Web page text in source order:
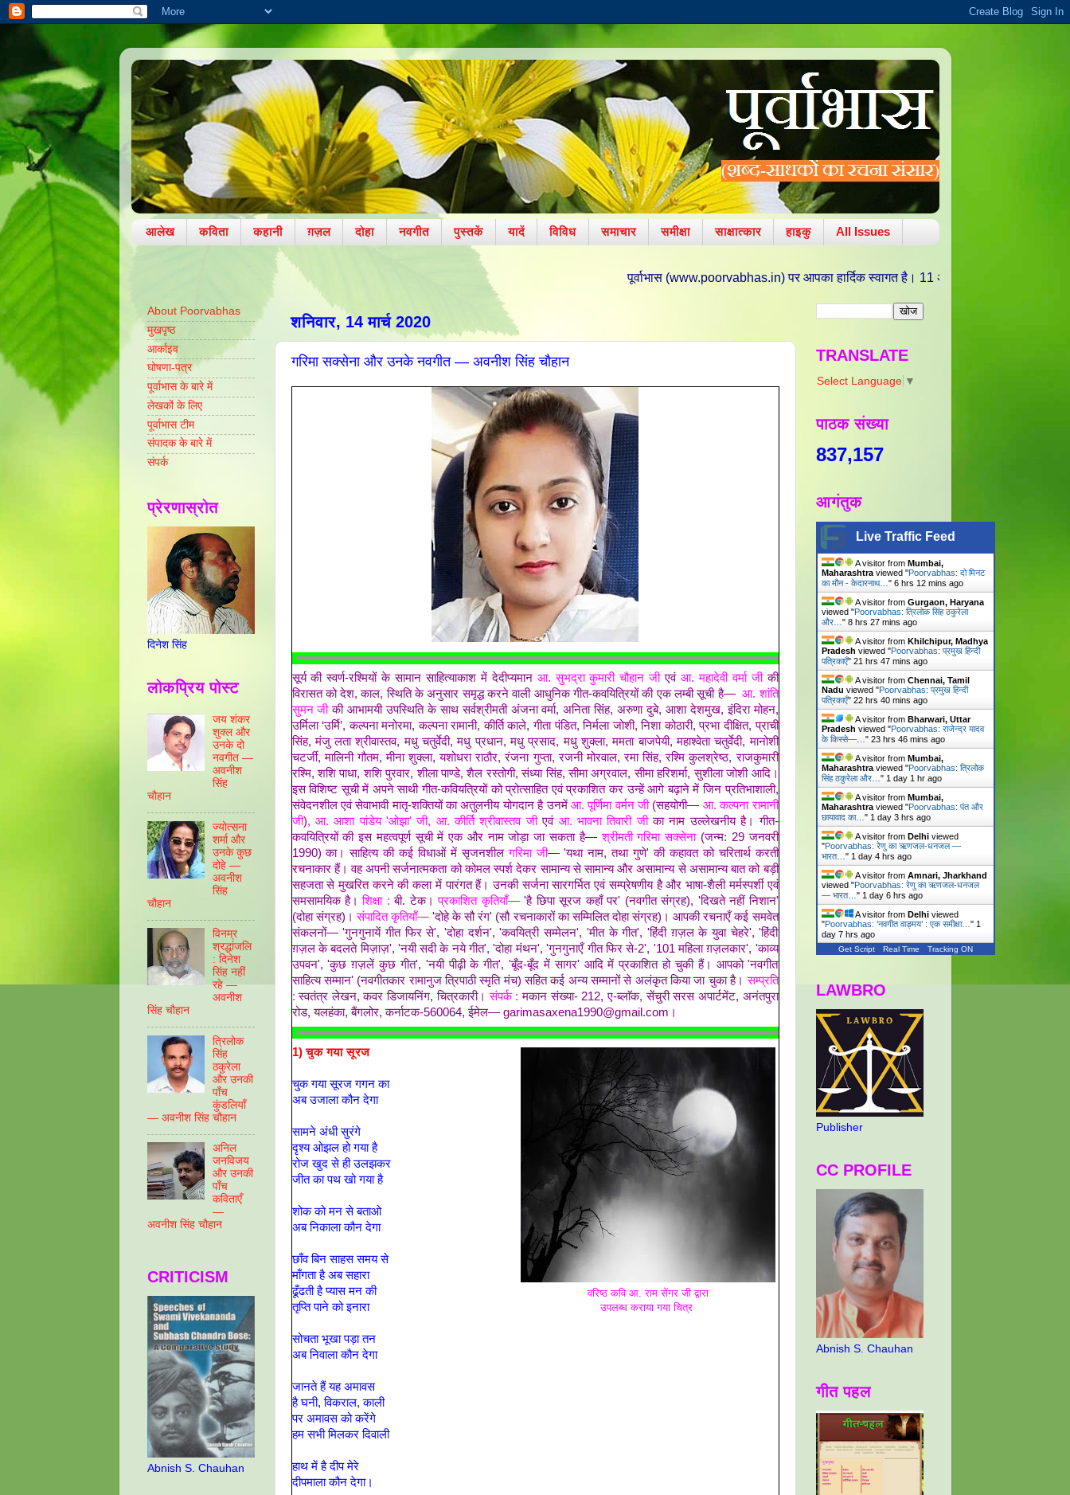
आलेख कविता कहानी ग़ज़ल दोहा नवगीत पुस्तकें यादें विविध समाचार समीक्षा साक्षात्कार हाइकु All Issues
पूर्वाभास (www.poorvabhas.in) पर आपका हार्दिक स्वागत है। 11 अक्टूबर 2010 को वरद चतुर्थी/ ललित पंचमी
शनिवार, 14 मार्च 2020
गरिमा सक्सेना और उनके नवगीत — अवनीश सिंह चौहान
सूर्य की स्वर्ण-रश्मियों के सामान साहित्याकाश में देदीप्यमान आ. सुभद्रा कुमारी चौहान जीएवं आ. महादेवी वर्मा जीकी
विरासत को देश, काल, स्थिति के अनुसार समृद्ध करने वाली आधुनिक गीत-कवयित्रियों की एक लम्बी सूची है—आ. शांति
सुमन जीकी आभामयी उपस्थिति के साथ सर्वश्रीमती अंजना वर्मा, अनिता सिंह, अरुणा दुबे, आशा देशमुख, इंदिरा मोहन,
उर्मिला ‘उर्मि’, कल्पना मनोरमा, कल्पना रामानी, कीर्ति काले, गीता पंडित, निर्मला जोशी, निशा कोठारी, प्रभा दीक्षित, प्राची
सिंह, मंजु लता श्रीवास्तव, मधु चतुर्वेदी, मधु प्रधान, मधु प्रसाद, मधु शुक्ला, ममता बाजपेयी, महाश्वेता चतुर्वेदी, मानोशी
चटर्जी, मालिनी गौतम, मीना शुक्ला, यशोधरा राठौर, रंजना गुप्ता, रजनी मोरवाल, रमा सिंह, रश्मि कुलश्रेष्ठ, राजकुमारी
रश्मि, शशि पाधा, शशि पुरवार, शीला पाण्डे, शैल रस्तोगी, संध्या सिंह, सीमा अग्रवाल, सीमा हरिशर्मा, सुशीला जोशी आदि।
इस विशिष्ट सूची में अपने साथी गीत-कवियत्रियों को प्रोत्साहित एवं प्रकाशित कर उन्हें आगे बढ़ाने में जिन प्रतिभाशाली,
संवेदनशील एवं सेवाभावी मातृ-शक्तियों का अतुलनीय योगदान है उनमें आ. पूर्णिमा वर्मन जी (सहयोगी— आ. कल्पना रामानी
जी), आ. आशा पांडेय 'ओझा' जी, आ. कीर्ति श्रीवास्तव जीएवंआ. भावना तिवारी जीका नाम उल्लेखनीय है। गीत-
कवयित्रियों की इस महत्वपूर्ण सूची में एक और नाम जोड़ा जा सकता है—श्रीमती गरिमा सक्सेना(जन्म: 29 जनवरी
1990) का। साहित्य की कई विधाओं में सृजनशीलगरिमा जी— 'यथा नाम, तथा गुणे' की कहावत को चरितार्थ करती
रचनाकार हैं। वह अपनी सर्जनात्मकता को कोमल स्पर्श देकर सामान्य से सामान्य और असामान्य से असामान्य बात को बड़ी
सहजता से मुखरित करने की कला में पारंगत हैं। उनकी सर्जना सारगर्भित एवं सम्प्रेषणीय है औरभाषा-शैलीमर्मस्पर्शी एवं
समसामयिक है।शिक्षा : बी. टेक।प्रकाशित कृतियाँ—'है छिपा सूरज कहाँ पर' (नवगीत संग्रह), 'दिखते नहीं निशान'
(दोहा संग्रह)।संपादित कृतियाँ— 'दोहे के सौ रंग' (सौ रचनाकारों का सम्मिलित दोहा संग्रह)। आपकी रचनाएँ कई समवेत
संकलनों— 'गुनगुनायें गीत फिर से', 'दोहा दर्शन', 'कवयित्री सम्मेलन', 'मीत के गीत', 'हिंदी ग़ज़ल के युवा चेहरे', 'हिंदी
ग़ज़ल के बदलते मिज़ाज़', 'नयी सदी के नये गीत', 'दोहा मंथन', 'गुनगुनाएँ गीत फिर से-2', '101 महिला ग़ज़लकार', 'काव्य
उपवन', 'कुछ ग़ज़लें कुछ गीत', 'नयी पीढ़ी के गीत', 'बूँद-बूँद में सागर' आदि में प्रकाशित हो चुकी हैं। आपको 'नवगीत
साहित्य सम्मान' (नवगीतकार रामानुज त्रिपाठी स्मृति मंच) सहित कई अन्य सम्मानों से अलंकृत किया जा चुका है।सम्प्रति
: स्वतंत्र लेखन, कवर डिजायनिंग, चित्रकारी।संपर्क : मकान संख्या- 212, ए-ब्लाॅक, सेंचुरी सरस अपार्टमेंट, अनंतपुरा
रोड, यलहंका, बैंगलोर, कर्नाटक-560064, ईमेल— garimasaxena1990@gmail.com।
वरिष्ठ कवि आ. राम सेंगर जी द्वारा
उपलब्ध कराया गया चित्र
1)चुक गया सूरज
चुक गया सूरज गगन का
अब उजाला कौन देगा
सामने अंधी सुरंगे
दृश्य ओझल हो गया है
रोज खुद से ही उलझकर
जीत का पथ खो गया है
शोक को मन से बताओ
अब निकाला कौन देगा
छाँव बिन साहस समय से
माँगता है अब सहारा
ढूँढती है प्यास मन की
तृप्ति पाने को इनारा
सोचता भूखा पड़ा तन
अब निवाला कौन देगा
जानते हैं यह अमावस
है घनी, विकराल, काली
पर अमावस को करेंगे
हम सभी मिलकर दिवाली
हाथ में है दीप मेरे
दीपमाला कौन देगा।
About Poorvabhas
मुखपृष्ठ
आर्काइव
घोषणा-पत्र
पूर्वाभास के बारे में
लेखकों के लिए
पूर्वाभास टीम
संपादक के बारे में
संपर्क
प्रेरणास्रोत
दिनेश सिंह
लोकप्रिय पोस्ट
जय शंकर
शुक्ल और
उनके दो
नवगीत —
अवनीश
सिंह
चौहान
ज्योत्सना
शर्मा और
उनके कुछ
दोहे —
अवनीश
सिंह
चौहान
विनम्र
श्रद्धांजलि
: दिनेश
सिंह नहीं
रहे —
अवनीश
सिंह चौहान
त्रिलोक
सिंह
ठकुरेला
और उनकी
पाँच
कुंडलियाँ
— अवनीश सिंह चौहान
अनिल
जनविजय
और उनकी
पाँच
कविताएँ
—
अवनीश सिंह चौहान
CRITICISM
Abnish S. Chauhan
TRANSLATE
Select Language ▼
पाठक संख्या
837,157
आगंतुक
Live Traffic Feed
A visitor from Mumbai,
Maharashtraviewed "Poorvabhas: दो मिनट
का मौन - केदारनाथ… " 6 hrs 12 mins ago
A visitor from Gurgaon, Haryana
viewed "Poorvabhas: त्रिलोक सिंह ठकुरेला
और… " 8 hrs 27 mins ago
A visitor from Khilchipur, Madhya
Pradesh viewed "Poorvabhas: प्रमुख हिन्दी
पत्रिकाएँ" 21 hrs 47 mins ago
A visitor from Chennai, Tamil
Nadu viewed "Poorvabhas: प्रमुख हिन्दी
पत्रिकाएँ" 22 hrs 40 mins ago
A visitor from Bharwari, Uttar
Pradesh viewed "Poorvabhas: राजेन्द्र यादव
के किस्से—… " 23 hrs 46 mins ago
A visitor from Mumbai,
Maharashtraviewed "Poorvabhas: त्रिलोक
सिंह ठकुरेला और… " 1 day 1 hr ago
A visitor from Mumbai,
Maharashtraviewed "Poorvabhas: पंत और
छायावाद का… " 1 day 3 hrs ago
A visitor from Delhiviewed
"Poorvabhas: रेणु का ऋणजल-धनजल —
भारत… " 1 day 4 hrs ago
A visitor from Amnari, Jharkhand
viewed "Poorvabhas: रेणु का ऋणजल-धनजल
— भारत… " 1 day 6 hrs ago
A visitor from Delhiviewed
"Poorvabhas: ‘नवगीत वाङ्मय’ : एक समीक्षा… " 1
day 7 hrs ago
Get Script Real Time Tracking ON
LAWBRO
Publisher
CC PROFILE
Abnish S. Chauhan
गीत पहल